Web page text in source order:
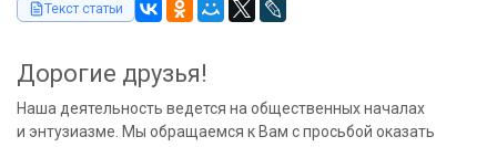
Текст статьи
Дорогие друзья!
Наша деятельность ведется на общественных началах
и энтузиазме. Мы обращаемся к Вам с просьбой оказать